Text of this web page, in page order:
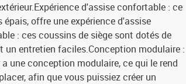
d'assise confortable : ce
offre une expérience d'assise
: ces coussins de siège sont dotés de
un entretien faciles.Conception modulaire :
une conception modulaire, ce qui le rend
afin que vous puissiez créer un